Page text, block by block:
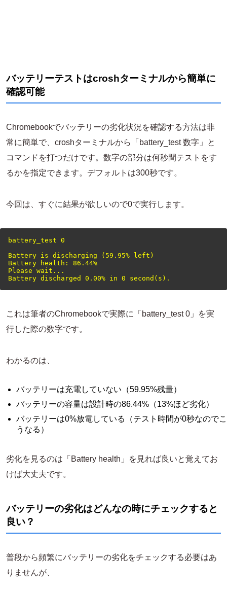
バッテリーテストはcroshターミナルから簡単に
確認可能
Chromebookでバッテリーの劣化状況を確認する方法は非
常に簡単で、croshターミナルから「battery_test 数字」と
コマンドを打つだけです。数字の部分は何秒間テストをす
るかを指定できます。デフォルトは300秒です。
今回は、すぐに結果が欲しいので0で実行します。
battery_test 0
Battery is discharging (59.95% left)
Battery health: 86.44%
Please wait...
これは筆者のChromebookで実際に「battery_test 0」を実
行した際の数字です。
わかるのは、
バッテリーは充電していない（59.95%残量）
バッテリーの容量は設計時の86.44%（13%ほど劣化）
バッテリーは0%放電している（テスト時間が0秒なのでこ
うなる）
劣化を見るのは「Battery health」を見れば良いと覚えてお
けば大丈夫です。
バッテリーの劣化はどんなの時にチェックすると
良い？
普段から頻繁にバッテリーの劣化をチェックする必要はあ
りませんが、